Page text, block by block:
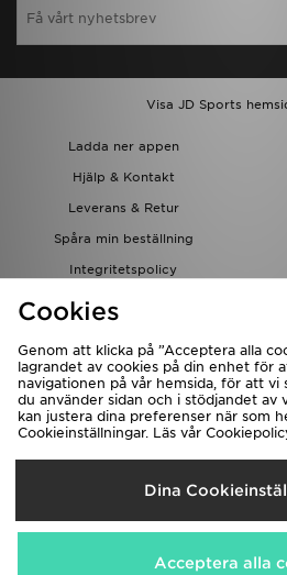
Visa JD Sports
Ladda ner appen
Hjälp & Kontakt
Leverans & Retur
Spåra min beställning
Integritetspolicy
JD-bloggen
Levererar
Sverige
Vi accepterar följande
Cookies
Genom att klicka på ”Acceptera alla
lagrandet av cookies på din enhet för
navigationen på vår hemsida, för att vi
du använder sidan och i stödjandet av
kan justera dina preferenser när som
Cookieinställningar. Läs vår
Dina
Acceptera alla